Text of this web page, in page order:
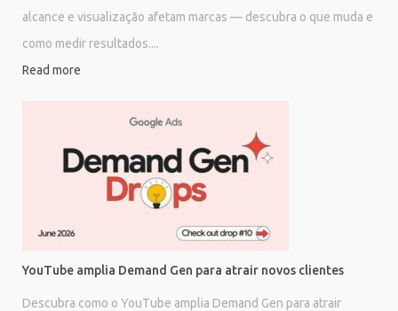
alcance e visualização afetam marcas — descubra o que muda e
como medir resultados....
Read more
YouTube amplia Demand Gen para atrair novos clientes
Descubra como o YouTube amplia Demand Gen para atrair